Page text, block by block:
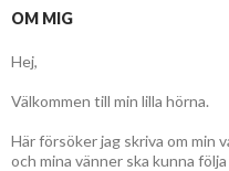
OM MIG
Hej,
Välkommen till min lilla hörna.
Här försöker jag skriva om min
och mina vänner ska kunna